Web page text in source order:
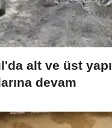
alt ve üst yapı
devam